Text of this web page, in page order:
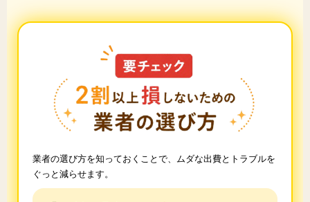
業者の選び方を知っておくことで、ムダな出費とトラブルを
ぐっと減らせます。